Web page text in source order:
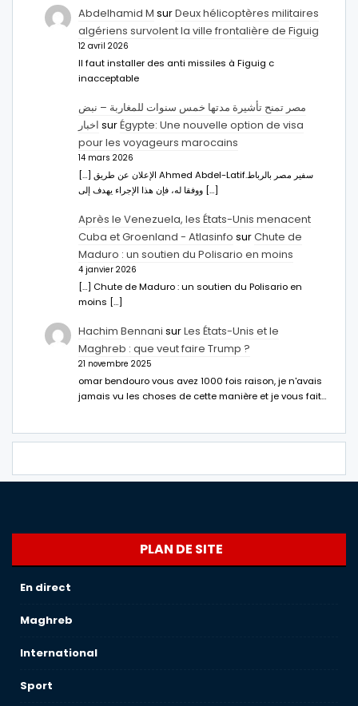
Abdelhamid M surDeux hélicoptères militaires
algériens survolent la ville frontalière de Figuig
12 avril 2026
Il faut installer des anti missiles à Figuig c
inacceptable
مصر تمنح تأشيرة مدتها خمس سنوات للمغاربة – نبض
اخبار surÉgypte: Une nouvelle option de visa
pour les voyageurs marocains
14 mars 2026
[…] الإعلان عن طريق Ahmed Abdel-Latifسفير مصر بالرباط.
ووفقا له، فإن هذا الإجراء يهدف إلى […]
Après le Venezuela, les États-Unis menacent
Cuba et Groenland - Atlasinfo surChute de
Maduro : un soutien du Polisario en moins
4 janvier 2026
[…] Chute de Maduro : un soutien du Polisario en
moins […]
Hachim Bennani surLes États-Unis et le
Maghreb : que veut faire Trump ?
21 novembre 2025
omar bendouro vous avez 1000 fois raison, je n'avais
jamais vu les choses de cette manière et je vous fait…
PLAN DE SITE
En direct
Maghreb
International
Sport